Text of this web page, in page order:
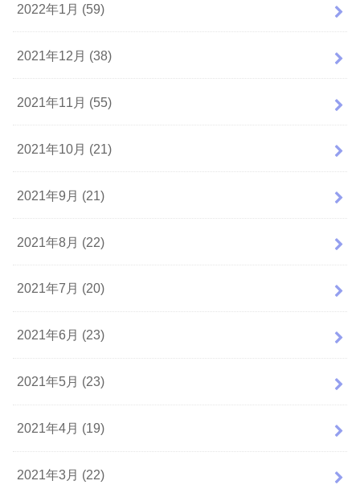
2022年1月 (59)
2021年12月 (38)
2021年11月 (55)
2021年10月 (21)
2021年9月 (21)
2021年8月 (22)
2021年7月 (20)
2021年6月 (23)
2021年5月 (23)
2021年4月 (19)
2021年3月 (22)